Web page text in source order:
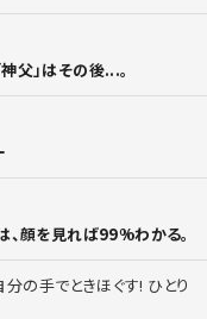
父」はその後...。
顔を見れば99%わかる。
の手でときほぐす! ひとり